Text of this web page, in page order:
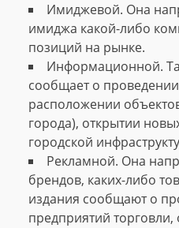
Имиджевой. Она
имиджа какой-либо
позиций на рынке.
Информационной.
сообщает о
расположении
города), открытии
городской
Рекламной. Она
брендов, каких-либо
издания сообщают о
предприятий торговли,